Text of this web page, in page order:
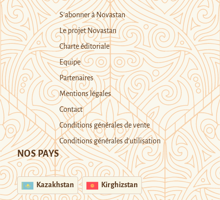
S’abonner à Novastan
Le projet Novastan
Charte éditoriale
Equipe
Partenaires
Mentions légales
Contact
Conditions générales de vente
Conditions générales d’utilisation
NOS PAYS
Kazakhstan Kirghizstan